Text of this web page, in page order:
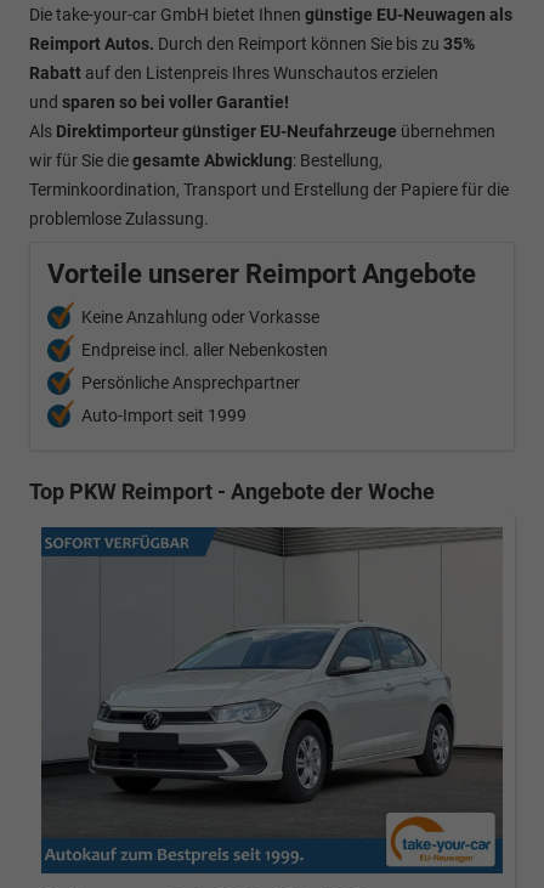
Die take-your-car GmbH bietet Ihnen günstige EU-Neuwagen als
Reimport Autos. Durch den Reimport können Sie bis zu 35%
Rabatt auf den Listenpreis Ihres Wunschautos erzielen
und sparen so bei voller Garantie!
Als Direktimporteurgünstiger EU-Neufahrzeuge übernehmen
wir für Sie diegesamte Abwicklung: Bestellung,
Terminkoordination, Transport und Erstellung der Papiere für die
problemlose Zulassung.
Vorteile unserer Reimport Angebote
Keine Anzahlung oder Vorkasse
Endpreise incl. aller Nebenkosten
Persönliche Ansprechpartner
Auto-Import seit 1999
Top PKW Reimport - Angebote der Woche